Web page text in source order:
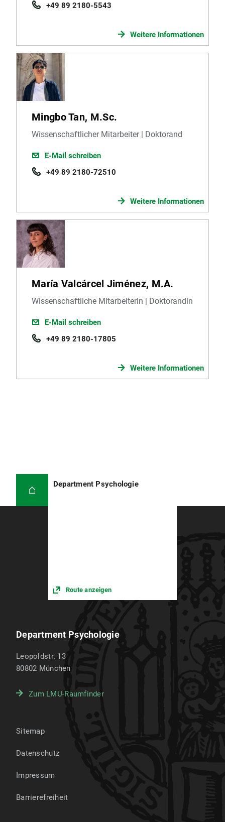
+49 89 2180-5543
Weitere Informationen
Mingbo Tan, M.Sc.
Wissenschaftlicher Mitarbeiter | Doktorand
E-Mail schreiben
+49 89 2180-72510
Weitere Informationen
María Valcárcel Jiménez, M.A.
Wissenschaftliche Mitarbeiterin | Doktorandin
E-Mail schreiben
+49 89 2180-17805
Weitere Informationen
Department Psychologie
Route anzeigen
Department Psychologie
Leopoldstr. 13
80802 München
Zum LMU-Raumfinder
Sitemap
Datenschutz
Impressum
Barrierefreiheit